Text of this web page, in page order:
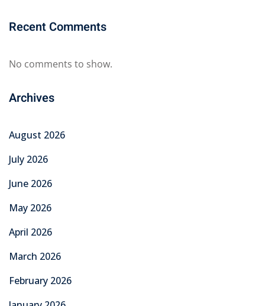
Recent Comments
No comments to show.
Archives
August 2026
July 2026
June 2026
May 2026
April 2026
March 2026
February 2026